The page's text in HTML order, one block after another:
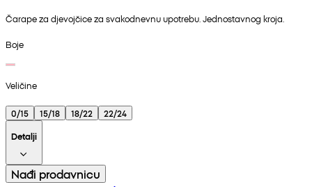
Čarape za djevojčice za svakodnevnu upotrebu. Jednostavnog kroja.
Boje
Veličine
0/15 15/18 18/22
22/24
Detalji
Nađi prodavnicu